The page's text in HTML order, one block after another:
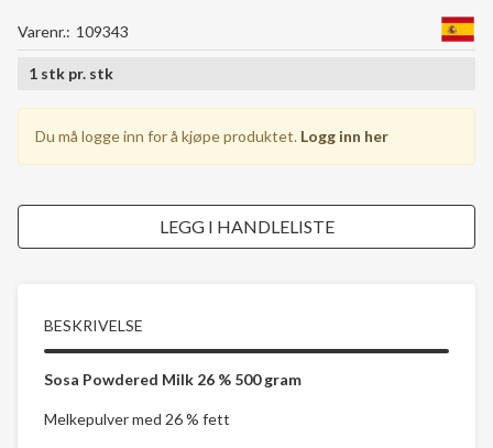
Varenr. 109343
1 stk pr. stk
Du må logge inn for å kjøpe produktet. Logg inn her
LEGG I HANDLELISTE
BESKRIVELSE
Sosa Powdered Milk 26 % 500 gram
Melkepulver med 26 % fett